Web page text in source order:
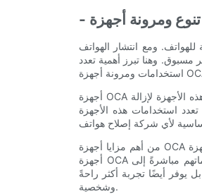
للهواتف. ومع انتشار الهواتف
مسبوق. وهنا تبرز أهمية تعدد
أجهزة OCA المتنقلة (اللاصق الشفاف بصريًا) هي جهاز مبتكر أحدث ثورة في مجال إصلاح الهواتف. صُممت هذه الأجهزة لإزالة
استخدامات هذه الأجهزة
من أهم مزايا أجهزة OCA المتنقلة سهولة حملها. فعلى عكس أجهزة OCA التقليدية، التي غالبًا ما تكون ضخمة وثابتة، صُممت
أجهزة OCA المتنقلة لتكون صغيرة الحجم وسهلة النقل. هذا يعني أن فنيي إصلاح الهواتف يمكنهم تقديم خدماتهم مباشرةً إلى
يوفر أيضًا تجربة أكثر راحةً
وشخصية.